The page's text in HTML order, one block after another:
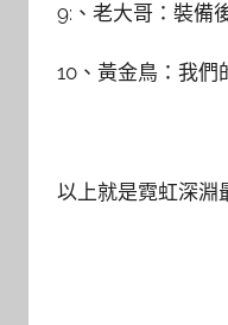
9:、老大哥：裝備
10、黃金鳥：我們
以上就是霓虹深淵